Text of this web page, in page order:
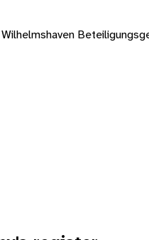
Wilhelmshaven